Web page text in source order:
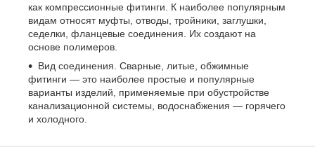
как компрессионные фитинги. К наиболее популярным
видам относят муфты, отводы, тройники, заглушки,
седелки, фланцевые соединения. Их создают на
основе полимеров.
Вид соединения. Сварные, литые, обжимные
фитинги — это наиболее простые и популярные
варианты изделий, применяемые при обустройстве
канализационной системы, водоснабжения — горячего
и холодного.